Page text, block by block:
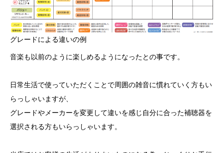
グレードによる違いの例
音楽も以前のように楽しめるようになったとの事です。
日常生活で使っていただくことで周囲の雑音に慣れていく方もい
らっしゃいますが、
グレードやメーカーを変更して違いを感じ自分に合った補聴器を
選択される方もいらっしゃいます。